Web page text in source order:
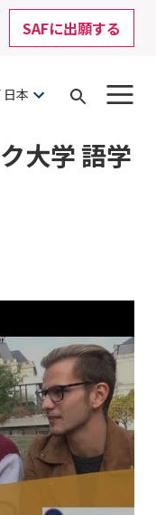
SAFに出願する
日本
Open
大学 語学